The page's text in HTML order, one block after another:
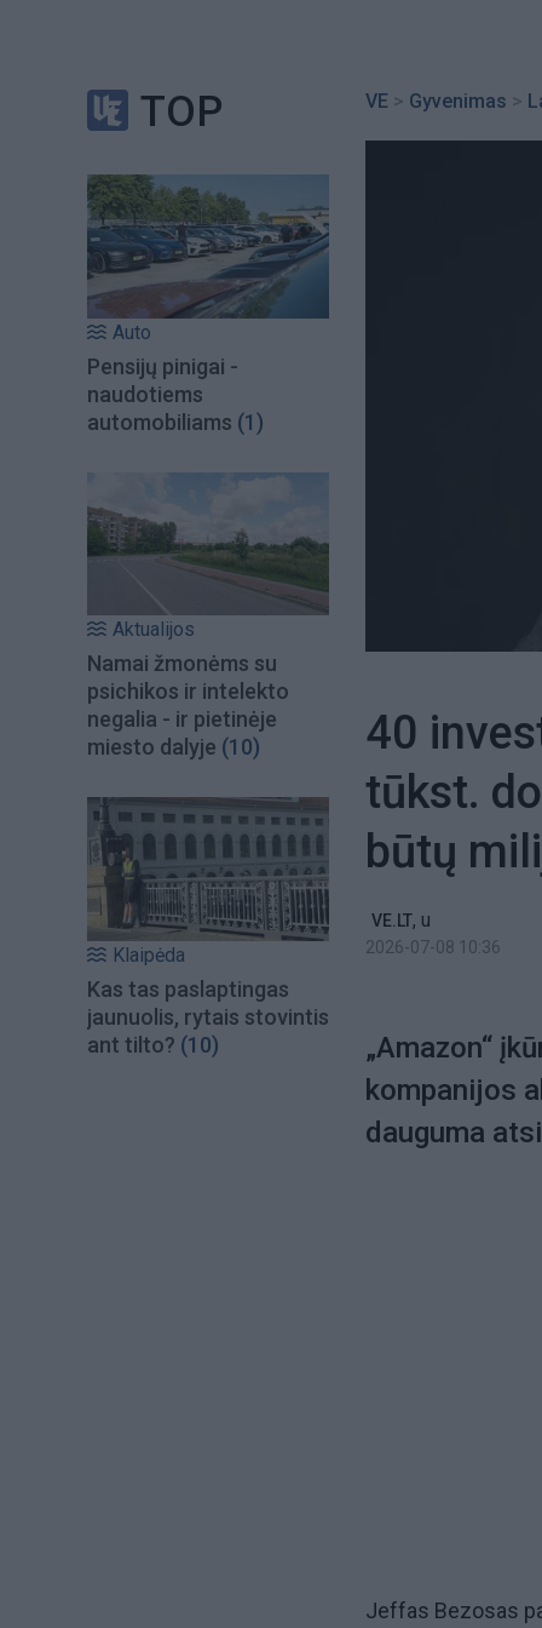
TOP
Auto
Pensijų pinigai -
naudotiems
automobiliams (1)
Aktualijos
Namai žmonėms su
psichikos ir intelekto
negalia - ir pietinėje
miesto dalyje (10)
Klaipėda
Kas tas paslaptingas
jaunuolis, rytais stovintis
ant tilto? (10)
VE > Gyvenimas >
40
tūkst.
būtų
VE.LT, u
2026-07-08 10:36
„Amazon“
kompanijos
dauguma
Jeffas Bezosas